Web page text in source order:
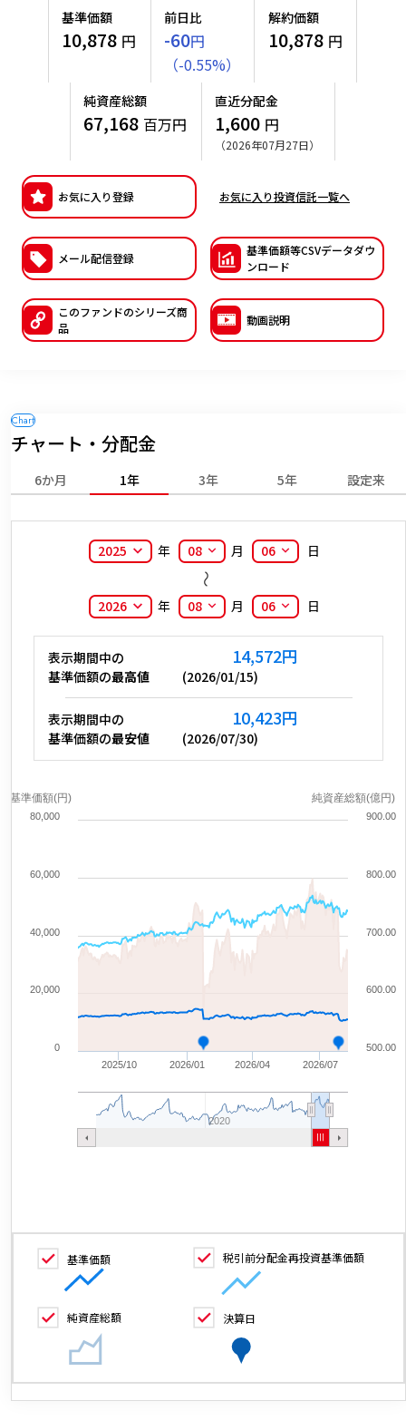
確定拠出年金について
確定拠出年金制度について
確定拠出年金での商品の選び方について
投資の教室
ニッセイアセットの重要課題
サステナビリティへの取り組み
サステナビリティレポート
日本版スチュワードシップ・コードへの対応
議決権行使について
国内株式議決権行使の方針と判断基準
サステナビリティレポート等
採用情報
公式キャラクターのご紹介
資産形成はじめるなら
基準価額
10,878 円
前日比
-60円
（-0.55%）
解約価額
10,878 円
純資産総額
67,168 百万円
直近分配金
1,600 円
（2026年07月27日）
お気に入り登録 お気に入り投資信託一覧へ
メール配信登録
基準価額等CSVデータダウ
ンロード
このファンドのシリーズ商
品
動画説明
チャート・分配金
6か月 1年 3年 5年 設定来
2025 年 08 月 06 日
2026 年 08 月 06 日
表示期間中の
基準価額の最高値
14,572円
(2026/01/15)
表示期間中の
基準価額の最安値
10,423円
(2026/07/30)
基準価額(円) 純資産総額(億円)
2026/01 2026/07
2025/10 2026/04
2020
0
20,000
40,000
60,000
80,000
500.00
600.00
700.00
800.00
900.00
基準価額 税引前分配金再投資基準価額
純資産総額 決算日